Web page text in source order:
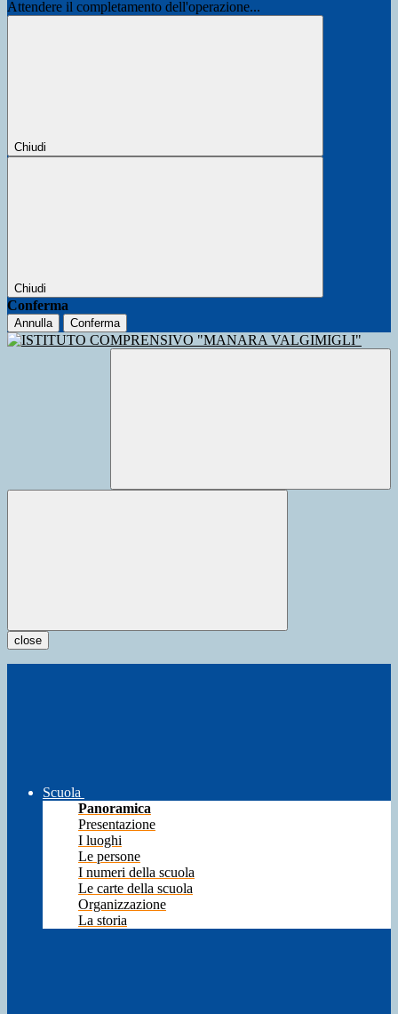
Attendere il completamento dell'operazione...
Chiudi
Chiudi
Conferma
Annulla Conferma
close
Scuola
Panoramica
Presentazione
I luoghi
Le persone
I numeri della scuola
Le carte della scuola
Organizzazione
La storia